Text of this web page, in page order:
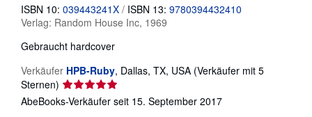
ISBN 10: 039443241X / ISBN 13: 9780394432410
Verlag: Random House Inc, 1969
Gebraucht hardcover
Verkäufer HPB-Ruby, Dallas, TX, USA (Verkäufer mit 5
Sternen) Verkäuferbewertung
5
AbeBooks-Verkäufer seit 15. September 2017